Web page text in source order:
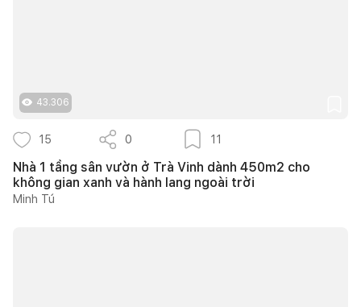
43.306
15 0 11
Nhà 1 tầng sân vườn ở Trà Vinh dành 450m2 cho
không gian xanh và hành lang ngoài trời
Minh Tú